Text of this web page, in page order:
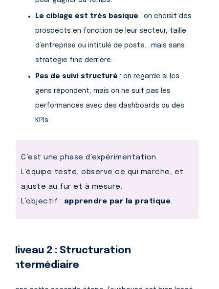
Le ciblage est très basique : on choisit des
prospects en fonction de leur secteur, taille
d’entreprise ou intitulé de poste… mais sans
stratégie fine derrière.
Pas de suivi structuré : on regarde si les
gens répondent, mais on ne suit pas les
performances avec des dashboards ou des
KPIs.
C’est une phase d’expérimentation.
L’équipe teste, observe ce qui marche, et
ajuste au fur et à mesure.
L’objectif : apprendre par la pratique.
Niveau 2 : Structuration
intermédiaire